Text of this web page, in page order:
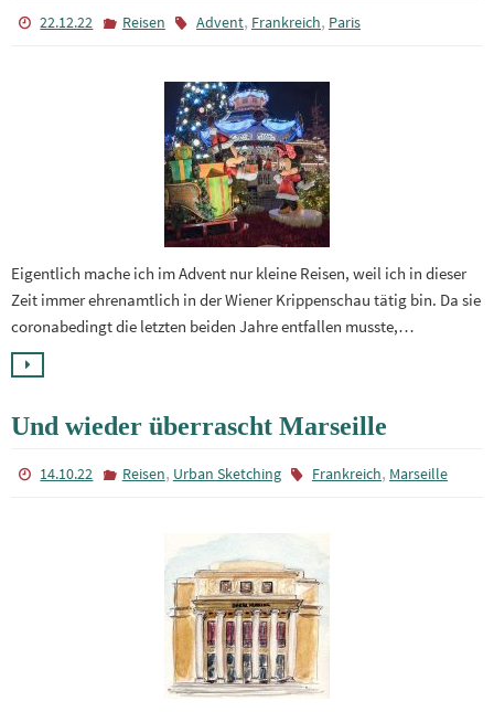
22.12.22 Reisen Advent, Frankreich, Paris
Eigentlich mache ich im Advent nur kleine Reisen, weil ich in dieser
Zeit immer ehrenamtlich in der Wiener Krippenschau tätig bin. Da sie
coronabedingt die letzten beiden Jahre entfallen musste,…
Und wieder überrascht Marseille
14.10.22 Reisen, Urban Sketching Frankreich, Marseille